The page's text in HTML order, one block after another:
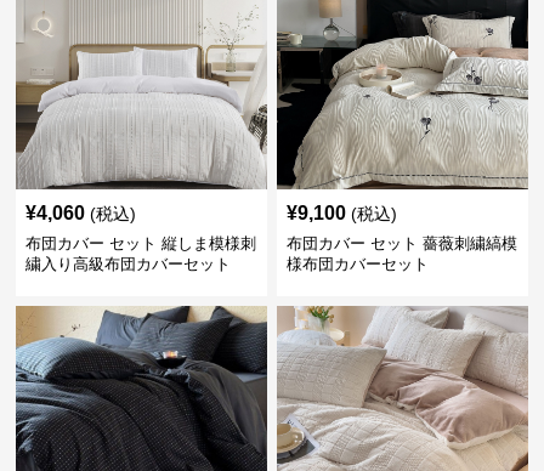
¥4,060 (税込)
布団カバー セット 縦しま模様刺
繍入り高級布団カバーセット
¥9,100 (税込)
布団カバー セット 薔薇刺繍縞模
様布団カバーセット